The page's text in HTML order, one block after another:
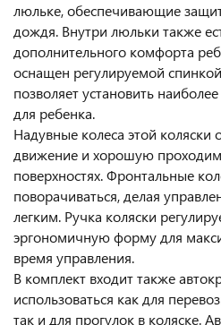
люльке, обеспечивающие
дождя. Внутри люльки также
дополнительного комфорта
оснащен регулируемой
позволяет установить
для ребенка.
Надувные колеса этой коляски
движение и хорошую
поверхностях. Фронтальные
поворачиваться, делая
легким. Ручка коляски
эргономичную форму для
время управления.
В комплект входит также
использоваться как для
так и для прогулок в коляске.